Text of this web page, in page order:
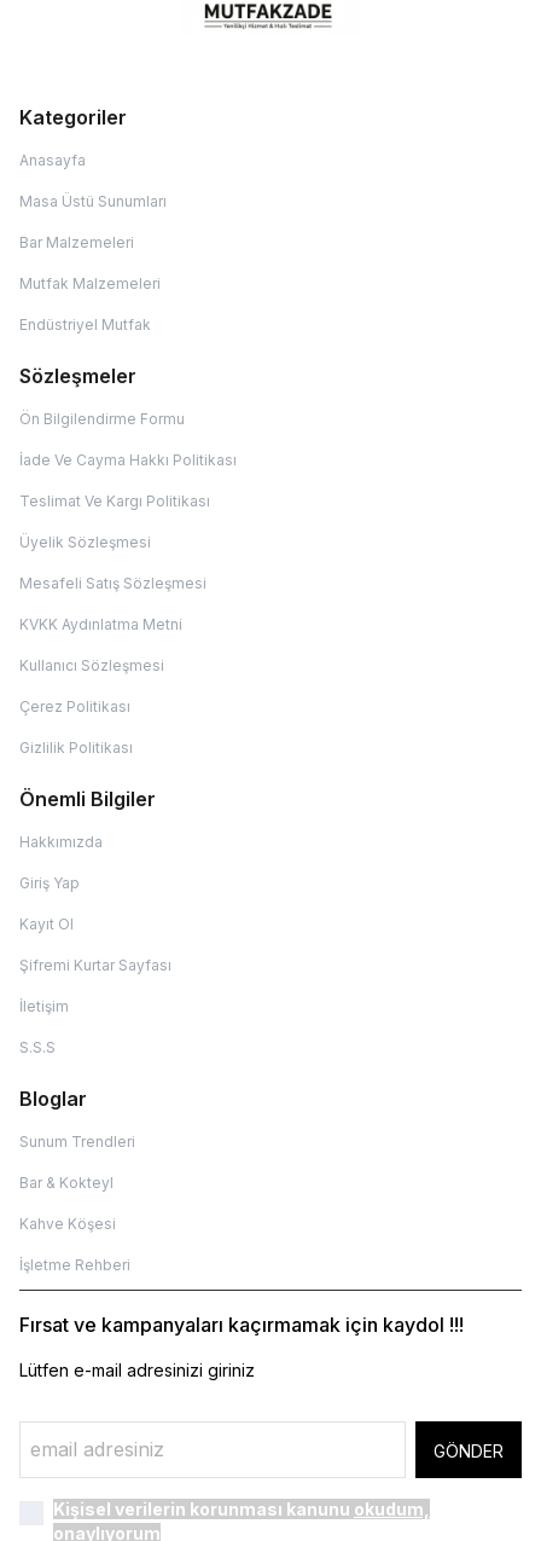
Kategoriler
Anasayfa
Masa Üstü Sunumları
Bar Malzemeleri
Mutfak Malzemeleri
Endüstriyel Mutfak
Sözleşmeler
Ön Bilgilendirme Formu
İade Ve Cayma Hakkı Politikası
Teslimat Ve Kargı Politikası
Üyelik Sözleşmesi
Mesafeli Satış Sözleşmesi
KVKK Aydınlatma Metni
Kullanıcı Sözleşmesi
Çerez Politikası
Gizlilik Politikası
Önemli Bilgiler
Hakkımızda
Giriş Yap
Kayıt Ol
Şifremi Kurtar Sayfası
İletişim
S.S.S
Bloglar
Sunum Trendleri
Bar & Kokteyl
Kahve Köşesi
İşletme Rehberi
Fırsat ve kampanyaları kaçırmamak için kaydol !!!
Lütfen e-mail adresinizi giriniz
GÖNDER
Kişisel verilerin korunması kanunu okudum,
onaylıyorum